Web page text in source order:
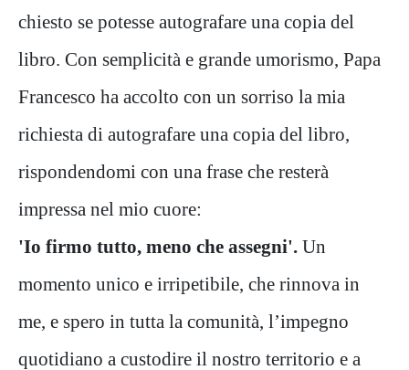
chiesto se potesse autografare una copia del
libro. Con semplicità e grande umorismo, Papa
Francesco ha accolto con un sorriso la mia
richiesta di autografare una copia del libro,
rispondendomi con una frase che resterà
impressa nel mio cuore:
'Io firmo tutto, meno che assegni'. Un
momento unico e irripetibile, che rinnova in
me, e spero in tutta la comunità, l’impegno
quotidiano a custodire il nostro territorio e a